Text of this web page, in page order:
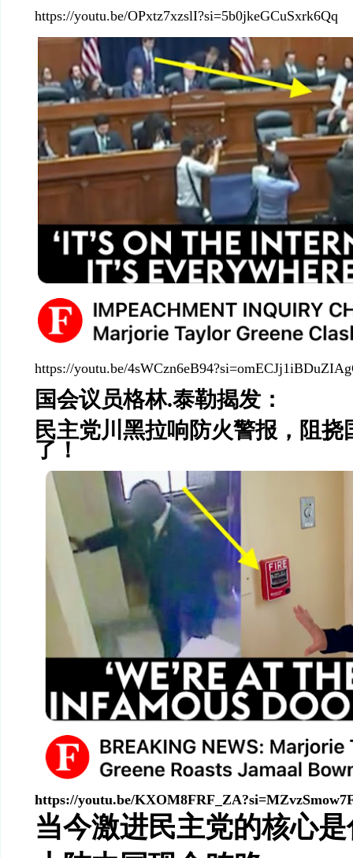
https://youtu.be/OPxtz7xzslI?si=5b0jkeGCuSxrk6Qq
https://youtu.be/
国会议员格林.泰勒揭发：
民主党川黑拉响防火警报，阻挠
了！
https://youtu.be/
当今激进民主党的核心